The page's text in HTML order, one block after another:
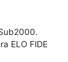
ELO FIDE